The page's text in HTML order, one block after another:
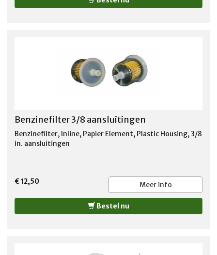
Benzinefilter 3/8 aansluitingen
Benzinefilter, Inline, Papier Element, Plastic Housing, 3/8
in. aansluitingen
€ 12,50 Meer info
Bestel nu